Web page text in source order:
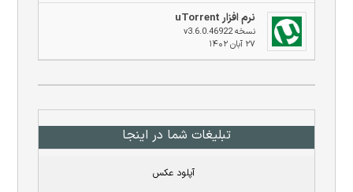
نرم افزار uTorrent
نسخه v3.6.0.46922
۲۷ آبان ۱۴۰۲
تبلیغات شما در اینجا
آپلود عکس